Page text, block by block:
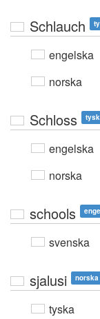
Schlauch
engelska
norska
Schloss
engelska
norska
schools
svenska
sjalusi norska
tyska